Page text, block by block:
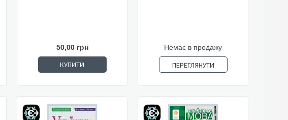
50,00 грн
КУПИТИ
Немає в продажу
ПЕРЕГЛЯНУТИ